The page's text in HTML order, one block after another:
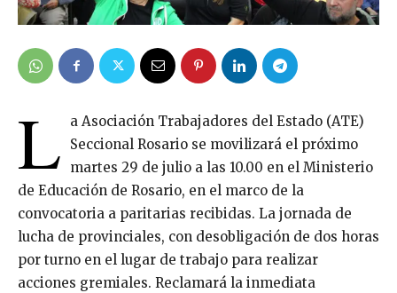
L
a Asociación Trabajadores del Estado (ATE)
Seccional Rosario se movilizará el próximo
martes 29 de julio a las 10.00 en el Ministerio
de Educación de Rosario, en el marco de la
convocatoria a paritarias recibidas. La jornada de
lucha de provinciales, con desobligación de dos horas
por turno en el lugar de trabajo para realizar
acciones gremiales. Reclamará la inmediata